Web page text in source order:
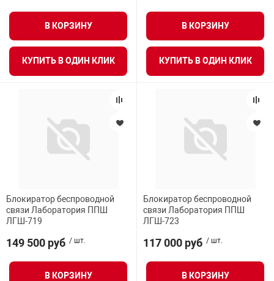
В КОРЗИНУ
КУПИТЬ В ОДИН КЛИК
В КОРЗИНУ
КУПИТЬ В ОДИН КЛИК
Блокиратор беспроводной
связи Лаборатория ППШ
ЛГШ-719
149 500 руб / шт.
В КОРЗИНУ
Блокиратор беспроводной
связи Лаборатория ППШ
ЛГШ-723
117 000 руб / шт.
В КОРЗИНУ